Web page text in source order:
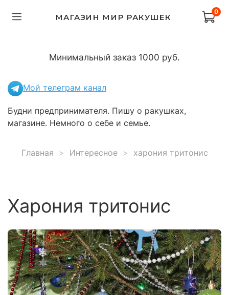
МАГАЗИН МИР РАКУШЕК
0
Минимальный заказ 1000 руб.
Мой телеграм канал
Будни предпринимателя. Пишу о ракушках,
магазине. Немного о себе и семье.
Главная Интересное харония тритонис
харония тритонис